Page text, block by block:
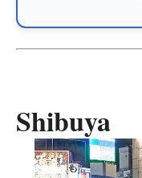
Shibuya